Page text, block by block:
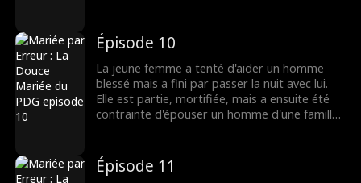
Épisode 10
La jeune femme a tenté d'aider un homme
blessé mais a fini par passer la nuit avec lui.
Elle est partie, mortifiée, mais a ensuite été
contrainte d'épouser un homme d'une famille
Épisode 11